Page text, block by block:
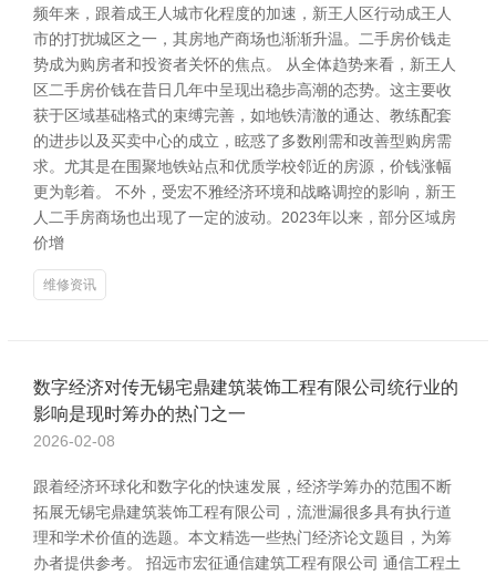
频年来，跟着成王人城市化程度的加速，新王人区行动成王人
市的打扰城区之一，其房地产商场也渐渐升温。二手房价钱走
势成为购房者和投资者关怀的焦点。 从全体趋势来看，新王人
区二手房价钱在昔日几年中呈现出稳步高潮的态势。这主要收
获于区域基础格式的束缚完善，如地铁清澈的通达、教练配套
的进步以及买卖中心的成立，眩惑了多数刚需和改善型购房需
求。尤其是在围聚地铁站点和优质学校邻近的房源，价钱涨幅
更为彰着。 不外，受宏不雅经济环境和战略调控的影响，新王
人二手房商场也出现了一定的波动。2023年以来，部分区域房
价增
维修资讯
数字经济对传无锡宅鼎建筑装饰工程有限公司统行业的
影响是现时筹办的热门之一
2026-02-08
跟着经济环球化和数字化的快速发展，经济学筹办的范围不断
拓展无锡宅鼎建筑装饰工程有限公司，流泄漏很多具有执行道
理和学术价值的选题。本文精选一些热门经济论文题目，为筹
办者提供参考。 招远市宏征通信建筑工程有限公司 通信工程土